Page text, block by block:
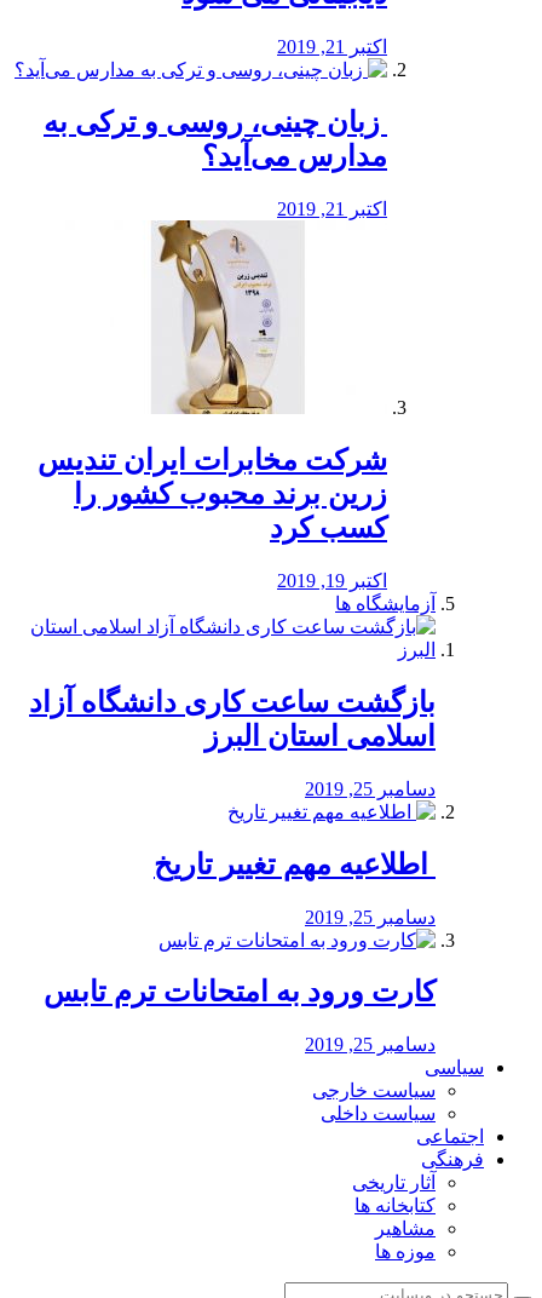
اکتبر 21, 2019
️ زبان چینی، روسی و ترکی به
مدارس می‌آید؟
اکتبر 21, 2019
شرکت مخابرات ایران تندیس
زرین برند محبوب کشور را
کسب کرد
اکتبر 19, 2019
آزمایشگاه ها
بازگشت ساعت کاری دانشگاه آزاد
اسلامی استان البرز
دسامبر 25, 2019
️ اطلاعیه مهم تغییر تاریخ
دسامبر 25, 2019
کارت ورود به امتحانات ترم تابس
دسامبر 25, 2019
سیاسی
سیاست خارجی
سیاست داخلی
اجتماعی
فرهنگی
آثار تاریخی
کتابخانه ها
مشاهیر
موزه ها